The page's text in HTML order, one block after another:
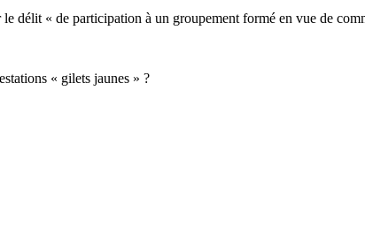
délit « de participation à un groupement formé en vue de
« gilets jaunes » ?